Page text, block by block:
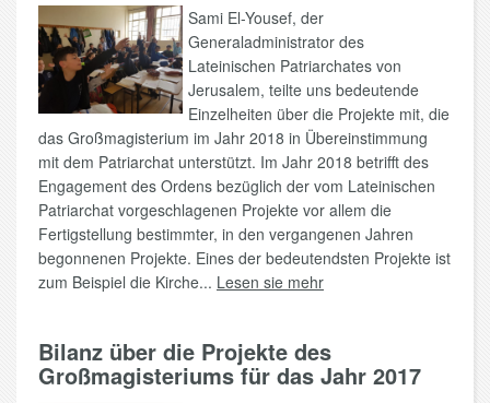
Sami El-Yousef, der
Generaladministrator des
Lateinischen Patriarchates von
Jerusalem, teilte uns bedeutende
Einzelheiten über die Projekte mit, die
das Großmagisterium im Jahr 2018 in Übereinstimmung
mit dem Patriarchat unterstützt. Im Jahr 2018 betrifft des
Engagement des Ordens bezüglich der vom Lateinischen
Patriarchat vorgeschlagenen Projekte vor allem die
Fertigstellung bestimmter, in den vergangenen Jahren
begonnenen Projekte. Eines der bedeutendsten Projekte ist
zum Beispiel die Kirche... Lesen sie mehr
Bilanz über die Projekte des
Großmagisteriums für das Jahr 2017